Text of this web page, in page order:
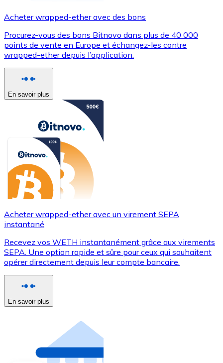
Acheter wrapped-ether avec des bons
Procurez-vous des bons Bitnovo dans plus de 40 000
points de vente en Europe et échangez-les contre
wrapped-ether depuis l’application.
En savoir plus
Acheter wrapped-ether avec un virement SEPA
instantané
Recevez vos WETH instantanément grâce aux virements
SEPA. Une option rapide et sûre pour ceux qui souhaitent
opérer directement depuis leur compte bancaire.
En savoir plus